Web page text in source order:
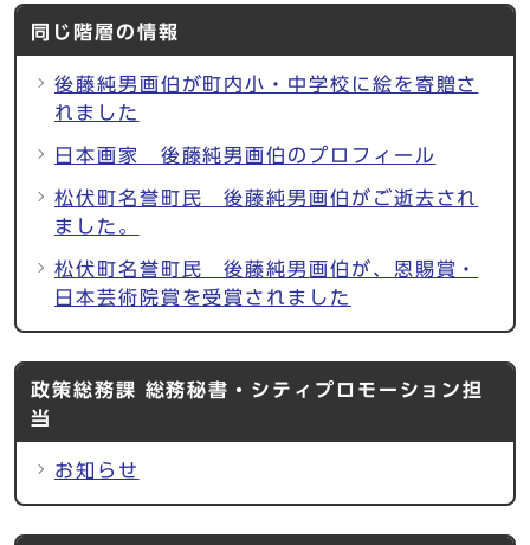
同じ階層の情報
後藤純男画伯が町内小・中学校に絵を寄贈さ
れました
日本画家 後藤純男画伯のプロフィール
松伏町名誉町民 後藤純男画伯がご逝去され
ました。
松伏町名誉町民 後藤純男画伯が、恩賜賞・
日本芸術院賞を受賞されました
政策総務課 総務秘書・シティプロモーション担
当
お知らせ